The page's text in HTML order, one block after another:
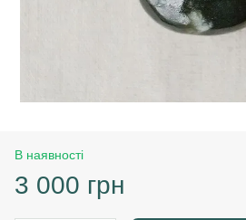
В наявності
3 000 грн